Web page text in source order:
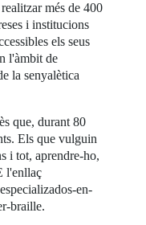
més de 400
i institucions
els seus
l'àmbit de
la senyalètica
que, durant 80
Els que vulguin
i tot, aprendre-ho,
l'enllaç
en-
braille.